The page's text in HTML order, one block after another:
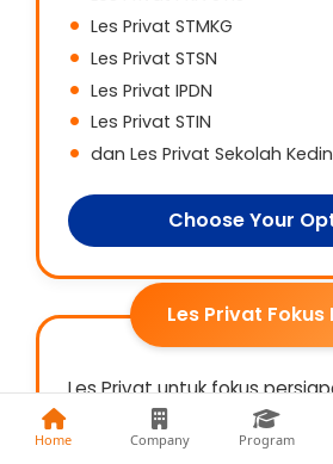
Home Company Program
Les Privat STMKG
Les Privat STSN
Les Privat IPDN
Les Privat STIN
dan Les Privat Sekolah
Choose Your
Les Privat Fokus
Les Privat untuk fokus
sekolah favorit, TKA, ujian
olimpiade, psikotes masuk
Kak Nia
Kak Fani
0857-